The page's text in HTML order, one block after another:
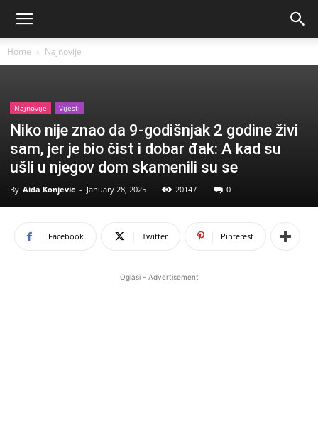
Home Najnovije
Najnovije Vijesti
Niko nije znao da 9-godišnjak 2 godine živi
sam, jer je bio čist i dobar đak: A kad su
ušli u njegov dom skamenili su se
By Aida Konjevic - January 28, 2025 20147 0
Facebook Twitter Pinterest
Oglasi - Advertisement